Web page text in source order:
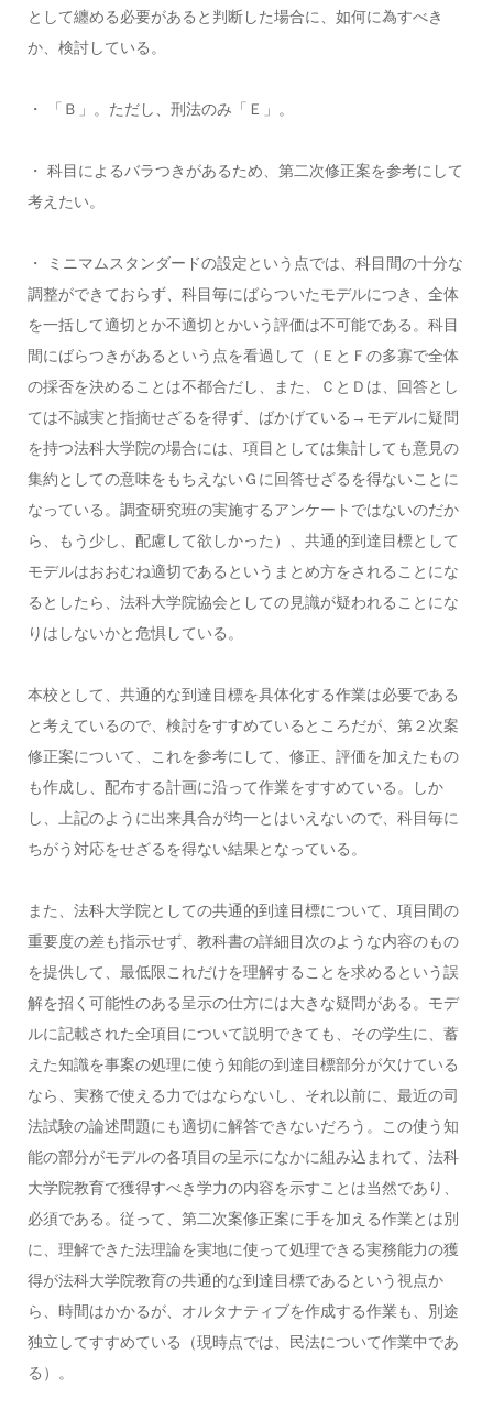
として纏める必要があると判断した場合に、如何に為すべき
か、検討している。
・ 「Ｂ」。ただし、刑法のみ「Ｅ」。
・ 科目によるバラつきがあるため、第二次修正案を参考にして
考えたい。
・ ミニマムスタンダードの設定という点では、科目間の十分な
調整ができておらず、科目毎にばらついたモデルにつき、全体
を一括して適切とか不適切とかいう評価は不可能である。科目
間にばらつきがあるという点を看過して（ＥとＦの多寡で全体
の採否を決めることは不都合だし、また、ＣとＤは、回答とし
ては不誠実と指摘せざるを得ず、ばかげている→モデルに疑問
を持つ法科大学院の場合には、項目としては集計しても意見の
集約としての意味をもちえないＧに回答せざるを得ないことに
なっている。調査研究班の実施するアンケートではないのだか
ら、もう少し、配慮して欲しかった）、共通的到達目標として
モデルはおおむね適切であるというまとめ方をされることにな
るとしたら、法科大学院協会としての見識が疑われることにな
りはしないかと危惧している。
本校として、共通的な到達目標を具体化する作業は必要である
と考えているので、検討をすすめているところだが、第２次案
修正案について、これを参考にして、修正、評価を加えたもの
も作成し、配布する計画に沿って作業をすすめている。しか
し、上記のように出来具合が均一とはいえないので、科目毎に
ちがう対応をせざるを得ない結果となっている。
また、法科大学院としての共通的到達目標について、項目間の
重要度の差も指示せず、教科書の詳細目次のような内容のもの
を提供して、最低限これだけを理解することを求めるという誤
解を招く可能性のある呈示の仕方には大きな疑問がある。モデ
ルに記載された全項目について説明できても、その学生に、蓄
えた知識を事案の処理に使う知能の到達目標部分が欠けている
なら、実務で使える力ではならないし、それ以前に、最近の司
法試験の論述問題にも適切に解答できないだろう。この使う知
能の部分がモデルの各項目の呈示になかに組み込まれて、法科
大学院教育で獲得すべき学力の内容を示すことは当然であり、
必須である。従って、第二次案修正案に手を加える作業とは別
に、理解できた法理論を実地に使って処理できる実務能力の獲
得が法科大学院教育の共通的な到達目標であるという視点か
ら、時間はかかるが、オルタナティブを作成する作業も、別途
独立してすすめている（現時点では、民法について作業中であ
る）。